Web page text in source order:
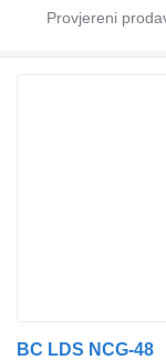
BC LDS NCG-48